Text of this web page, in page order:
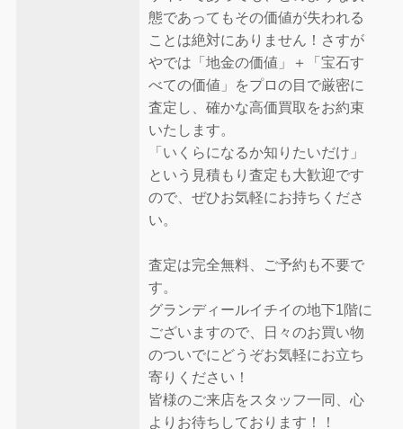
態であってもその価値が失われる
ことは絶対にありません！さすが
やでは「地金の価値」＋「宝石す
べての価値」をプロの目で厳密に
査定し、確かな高価買取をお約束
いたします。
「いくらになるか知りたいだけ」
という見積もり査定も大歓迎です
ので、ぜひお気軽にお持ちくださ
い。
査定は完全無料、ご予約も不要で
す。
グランディールイチイの地下1階に
ございますので、日々のお買い物
のついでにどうぞお気軽にお立ち
寄りください！
皆様のご来店をスタッフ一同、心
よりお待ちしております！！